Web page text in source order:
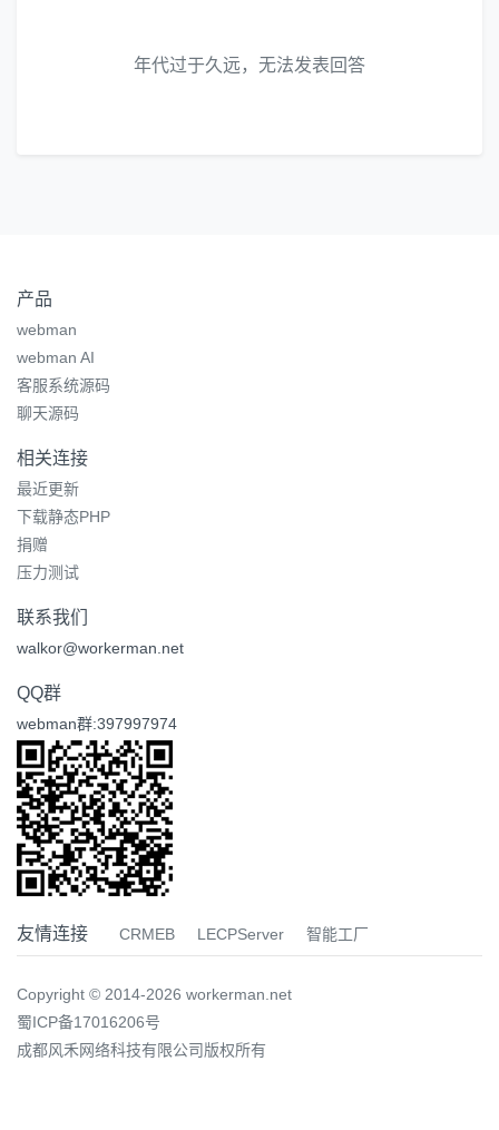
年代过于久远，无法发表回答
产品
webman
webman AI
客服系统源码
聊天源码
相关连接
最近更新
下载静态PHP
捐赠
压力测试
联系我们
walkor@workerman.net
QQ群
webman群:397997974
友情连接 CRMEB LECPServer 智能工厂
Copyright © 2014-2026 workerman.net
蜀ICP备17016206号
成都风禾网络科技有限公司版权所有